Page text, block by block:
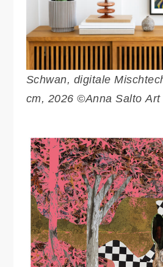
Schwan, digitale
cm, 2026 ©Anna Salto Art